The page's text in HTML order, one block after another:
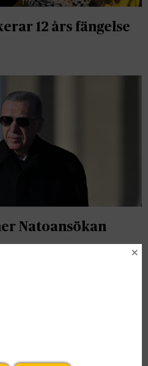
12 års fängelse
Natoansökan